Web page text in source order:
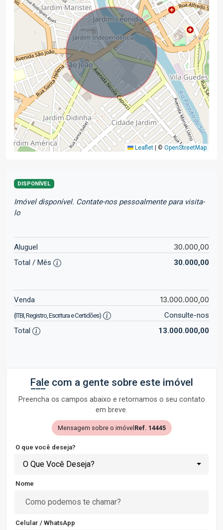
Leaflet © OpenStreetMap
DISPONÍVEL
Imóvel disponível. Contate-nos pessoalmente para visita-
lo
Aluguel 30.000,00
Total / Mês 30.000,00
Venda 13.000.000,00
(ITBI, Registro, Escritura e Certidões)
Consulte-nos
Total
13.000.000,00
Fale com a gente sobre este imóvel
Preencha os campos abaixo e retornamos o seu contato
em breve.
Mensagem sobre o imóvel Ref. 14445
O que você deseja?
O Que Você Deseja?
Nome
Celular / WhatsApp